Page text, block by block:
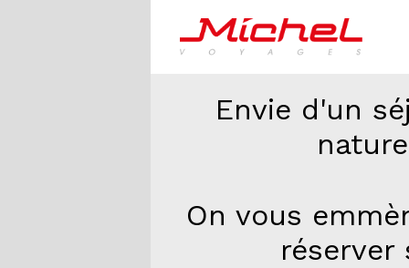
Envie d'un
On vous
réserver